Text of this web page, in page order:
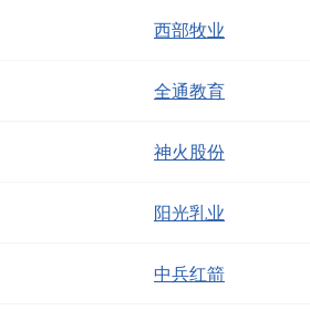
西部牧业
全通教育
神火股份
阳光乳业
中兵红箭